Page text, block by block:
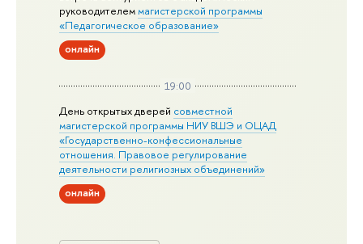
руководителеммагистерской программы
«Педагогическое образование»
онлайн
19:00
День открытых дверей совместной
магистерской программы НИУ ВШЭ и ОЦАД
«Государственно-конфессиональные
отношения. Правовое регулирование
деятельности религиозных объединений»
онлайн